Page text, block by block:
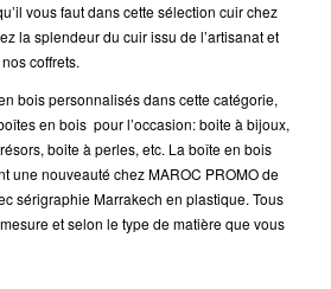
vous faut dans cette sélection cuir chez
la splendeur du cuir issu de l’artisanat et
coffrets.
bois personnalisés dans cette catégorie,
en bois pour l’occasion: boite à bijoux,
boite à perles, etc. La boîte en bois
une nouveauté chez MAROC PROMO de
sérigraphie Marrakech en plastique. Tous
et selon le type de matière que vous